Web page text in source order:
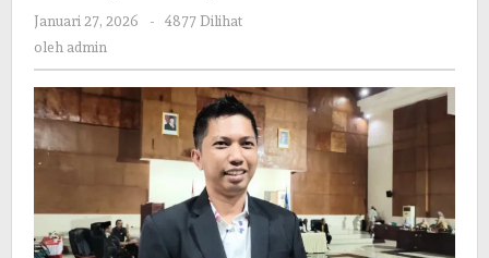
Sentil
yang
Datang
Setengah
Hati
Januari 27, 2026
oleh
-
4877 Dilihat
oleh admin